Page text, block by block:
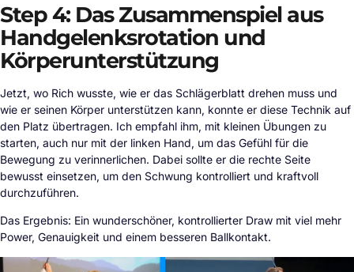
Step 4: Das Zusammenspiel aus
Handgelenksrotation und
Körperunterstützung
Jetzt, wo Rich wusste, wie er das Schlägerblatt drehen muss und
wie er seinen Körper unterstützen kann, konnte er diese Technik auf
den Platz übertragen. Ich empfahl ihm, mit kleinen Übungen zu
starten, auch nur mit der linken Hand, um das Gefühl für die
Bewegung zu verinnerlichen. Dabei sollte er die rechte Seite
bewusst einsetzen, um den Schwung kontrolliert und kraftvoll
durchzuführen.
Das Ergebnis: Ein wunderschöner, kontrollierter Draw mit viel mehr
Power, Genauigkeit und einem besseren Ballkontakt.